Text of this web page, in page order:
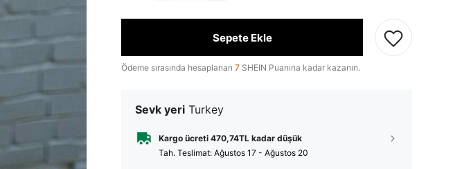
Sepete Ekle
Ödeme sırasında hesaplanan 7 SHEIN Puanına kadar kazanın.
Sevk yeri Turkey
Kargo ücreti 470,74TL kadar düşük
Tah. Teslimat: Ağustos 17 - Ağustos 20